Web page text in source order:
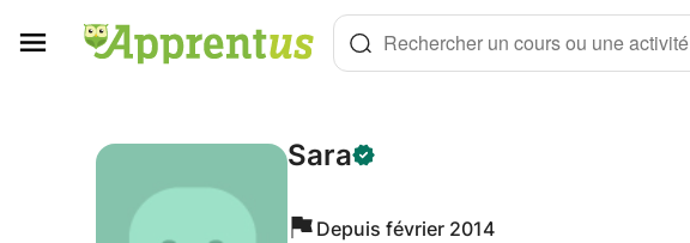
Rechercher un cours ou une activité
Sara
Depuis février 2014